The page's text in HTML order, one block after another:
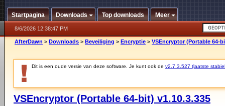
Startpagina Downloads Top downloads Meer
8/6/2026 12:38:47 PM
AfterDawn > Downloads > Beveiliging > Encryptie > VSEncryptor (Portable 64-
Dit is een oude versie van deze software. Je kunt ook de v2.7.3.527 (laatste
VSEncryptor (Portable 64-bit) v1.10.3.335